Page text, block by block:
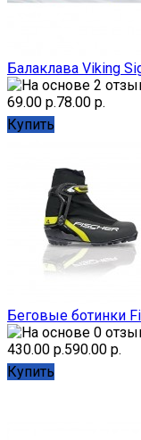
Балаклава Viking
69.00 р.78.00 р.
Купить
Беговые ботинки
430.00 р.590.00 р.
Купить